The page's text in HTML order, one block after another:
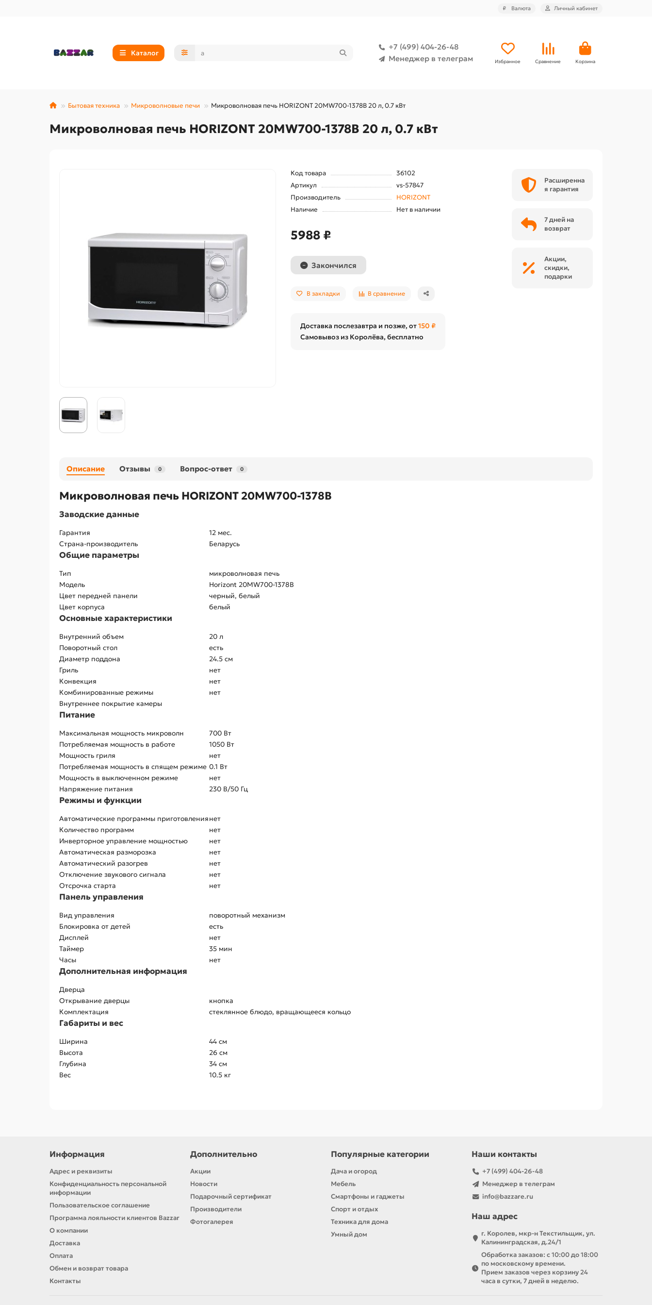
₽ Валюта Личный кабинет
Каталог
+7 (499) 404-26-48
Менеджер в телеграм
Избранное Сравнение Корзина
Бытовая техника Микроволновые печи Микроволновая печь HORIZONT 20MW700-1378В 20 л, 0.7 кВт
Микроволновая печь HORIZONT 20MW700-1378В 20 л, 0.7 кВт
Код товара
36102
Артикул
vs-57847
Производитель
HORIZONT
Наличие
Нет в наличии
5988 ₽
Закончился
В закладки В сравнение
Доставка послезавтра и позже, от150 ₽
Самовывоз из Королёва, бесплатно
Расширенна
я гарантия
7 дней на
возврат
Акции,
скидки,
подарки
Описание Отзывы 0 Вопрос-ответ 0
Микроволновая печь HORIZONT 20MW700-1378В
Заводские данные
Гарантия
12 мес.
Страна-производитель
Беларусь
Общие параметры
Тип
микроволновая печь
Модель
Horizont 20MW700-1378B
Цвет передней панели
черный, белый
Цвет корпуса
белый
Основные характеристики
Внутренний объем
20 л
Поворотный стол
есть
Диаметр поддона
24.5 см
Гриль
нет
Конвекция
нет
Комбинированные режимы
нет
Внутреннее покрытие камеры
Питание
Максимальная мощность микроволн
700 Вт
Потребляемая мощность в работе
1050 Вт
Мощность гриля
нет
Потребляемая мощность в спящем режиме 0.1 Вт
Мощность в выключенном режиме
нет
Напряжение питания
230 В/50 Гц
Режимы и функции
Автоматические программы приготовлениянет
Количество программ
нет
Инверторное управление мощностью
нет
Автоматическая разморозка
нет
Автоматический разогрев
нет
Отключение звукового сигнала
нет
Отсрочка старта
нет
Панель управления
Вид управления
поворотный механизм
Блокировка от детей
есть
Дисплей
нет
Таймер
35 мин
Часы
нет
Дополнительная информация
Дверца
Открывание дверцы
кнопка
Комплектация
стеклянное блюдо, вращающееся кольцо
Габариты и вес
Ширина
44 см
Высота
26 см
Глубина
34 см
Вес
10.5 кг
Информация
Адрес и реквизиты
Конфиденциальность персональной
информации
Пользовательское соглашение
Программа лояльности клиентов Bazzar
О компании
Доставка
Оплата
Обмен и возврат товара
Контакты
Дополнительно
Акции
Новости
Подарочный сертификат
Производители
Фотогалерея
Популярные категории
Дача и огород
Мебель
Смартфоны и гаджеты
Спорт и отдых
Техника для дома
Умный дом
Наши контакты
+7 (499) 404-26-48
Менеджер в телеграм
info@bazzare.ru
Наш адрес
г. Королев, мкр-н Текстильщик, ул.
Калининградская, д.24/1
Обработка заказов: с 10:00 до 18:00
по московскому времени.
Прием заказов через корзину 24
часа в сутки, 7 дней в неделю.